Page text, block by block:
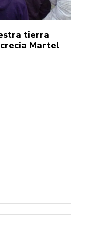
tierra
Martel
web: